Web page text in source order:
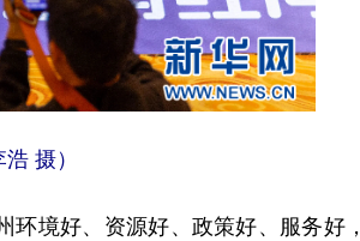
摄）
境好、资源好、政策好、服务好，